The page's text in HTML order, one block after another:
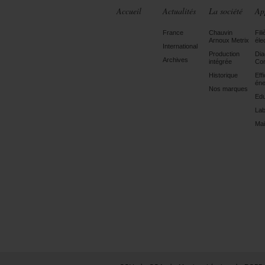
Accueil Actualités
France
International
Archives
La société
Chauvin
Arnoux Metrix
Production
intégrée
Historique
Nos marques